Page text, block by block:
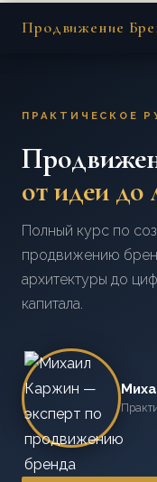
Продвижение
ПРАКТИЧЕСКОЕ
от идеи до
Полный курс по
продвижению
архитектуры до
капитала.